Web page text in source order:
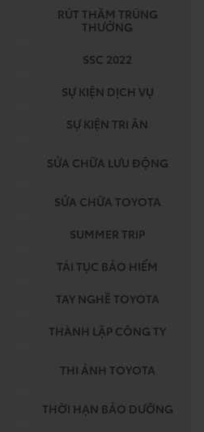
RÚT THĂM TRÚNG
THƯỞNG
SSC 2022
SỰ KIỆN DỊCH VỤ
SỰ KIỆN TRI ÂN
SỬA CHỮA LƯU ĐỘNG
SỬA CHỮA TOYOTA
SUMMER TRIP
TÁI TỤC BẢO HIỂM
TAY NGHỀ TOYOTA
THÀNH LẬP CÔNG TY
THI ẢNH TOYOTA
THỜI HẠN BẢO DƯỠNG